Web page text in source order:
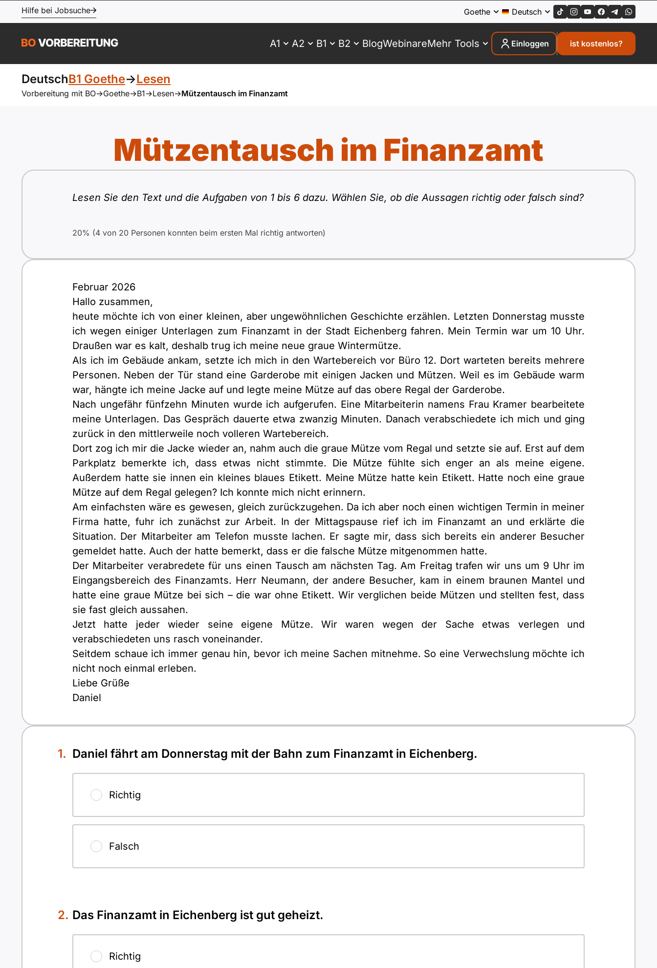
Hilfe bei Jobsuche Goethe Deutsch
A1 A2 B1 B2 BlogWebinareMehr Tools Einloggen ist kostenlos?
DeutschB1 Goethe->Lesen
Vorbereitung mit BO->Goethe->B1->Lesen->Mützentausch im Finanzamt
Mützentausch im Finanzamt
Lesen Sie den Text und die Aufgaben von 1 bis 6 dazu. Wählen Sie, ob die Aussagen richtig oder falsch sind?
20% (4 von 20 Personen konnten beim ersten Mal richtig antworten)
Februar 2026
Hallo zusammen,
heute möchte ich von einer kleinen, aber ungewöhnlichen Geschichte erzählen. Letzten Donnerstag musste
ich wegen einiger Unterlagen zum Finanzamt in der Stadt Eichenberg fahren. Mein Termin war um 10 Uhr.
Draußen war es kalt, deshalb trug ich meine neue graue Wintermütze.
Als ich im Gebäude ankam, setzte ich mich in den Wartebereich vor Büro 12. Dort warteten bereits mehrere
Personen. Neben der Tür stand eine Garderobe mit einigen Jacken und Mützen. Weil es im Gebäude warm
war, hängte ich meine Jacke auf und legte meine Mütze auf das obere Regal der Garderobe.
Nach ungefähr fünfzehn Minuten wurde ich aufgerufen. Eine Mitarbeiterin namens Frau Kramer bearbeitete
meine Unterlagen. Das Gespräch dauerte etwa zwanzig Minuten. Danach verabschiedete ich mich und ging
zurück in den mittlerweile noch volleren Wartebereich.
Dort zog ich mir die Jacke wieder an, nahm auch die graue Mütze vom Regal und setzte sie auf. Erst auf dem
Parkplatz bemerkte ich, dass etwas nicht stimmte. Die Mütze fühlte sich enger an als meine eigene.
Außerdem hatte sie innen ein kleines blaues Etikett. Meine Mütze hatte kein Etikett. Hatte noch eine graue
Mütze auf dem Regal gelegen? Ich konnte mich nicht erinnern.
Am einfachsten wäre es gewesen, gleich zurückzugehen. Da ich aber noch einen wichtigen Termin in meiner
Firma hatte, fuhr ich zunächst zur Arbeit. In der Mittagspause rief ich im Finanzamt an und erklärte die
Situation. Der Mitarbeiter am Telefon musste lachen. Er sagte mir, dass sich bereits ein anderer Besucher
gemeldet hatte. Auch der hatte bemerkt, dass er die falsche Mütze mitgenommen hatte.
Der Mitarbeiter verabredete für uns einen Tausch am nächsten Tag. Am Freitag trafen wir uns um 9 Uhr im
Eingangsbereich des Finanzamts. Herr Neumann, der andere Besucher, kam in einem braunen Mantel und
hatte eine graue Mütze bei sich – die war ohne Etikett. Wir verglichen beide Mützen und stellten fest, dass
sie fast gleich aussahen.
Jetzt hatte jeder wieder seine eigene Mütze. Wir waren wegen der Sache etwas verlegen und
verabschiedeten uns rasch voneinander.
Seitdem schaue ich immer genau hin, bevor ich meine Sachen mitnehme. So eine Verwechslung möchte ich
nicht noch einmal erleben.
Liebe Grüße
Daniel
Daniel fährt am Donnerstag mit der Bahn zum Finanzamt in Eichenberg.
Richtig
Falsch
Das Finanzamt in Eichenberg ist gut geheizt.
Richtig